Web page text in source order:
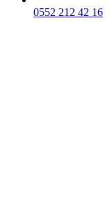
0552 212 42 16